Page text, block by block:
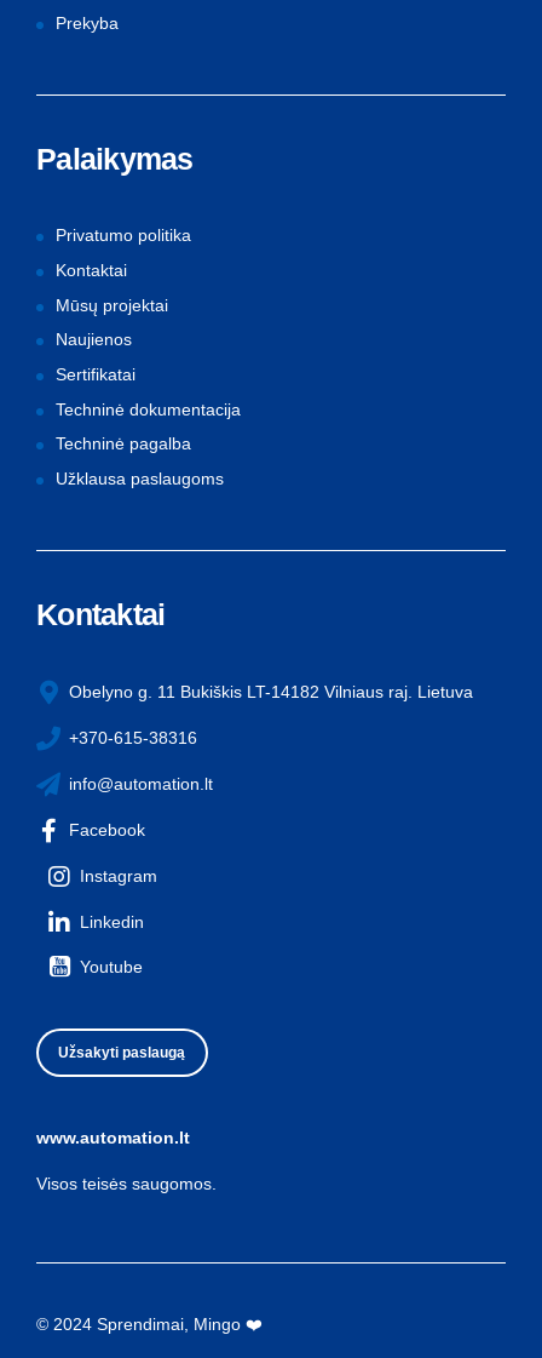
Prekyba
Palaikymas
Privatumo politika
Kontaktai
Mūsų projektai
Naujienos
Sertifikatai
Techninė dokumentacija
Techninė pagalba
Užklausa paslaugoms
Kontaktai
Obelyno g. 11 Bukiškis LT-14182 Vilniaus raj. Lietuva
+370-615-38316
info@automation.lt
Facebook
Instagram
Linkedin
Youtube
Užsakyti paslaugą
www.automation.lt
Visos teisės saugomos.
© 2024 Sprendimai, Mingo ❤️